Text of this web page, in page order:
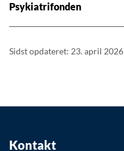
Psykiatrifonden
Sidst opdateret: 23. april 2026
Kontakt